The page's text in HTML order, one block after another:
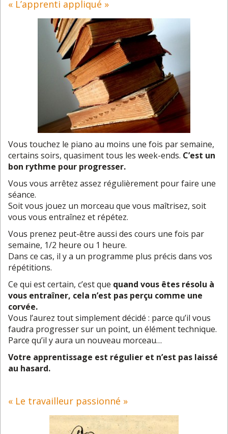
« L’apprenti appliqué »
Vous touchez le piano au moins une fois par semaine,
certains soirs, quasiment tous les week-ends. C’est un
bon rythme pour progresser.
Vous vous arrêtez assez régulièrement pour faire une
séance.
Soit vous jouez un morceau que vous maîtrisez, soit
vous vous entraînez et répétez.
Vous prenez peut-être aussi des cours une fois par
semaine, 1/2 heure ou 1 heure.
Dans ce cas, il y a un programme plus précis dans vos
répétitions.
Ce qui est certain, c’est que quand vous êtes résolu à
vous entraîner, cela n’est pas perçu comme une
corvée.
Vous l’aurez tout simplement décidé : parce qu’il vous
faudra progresser sur un point, un élément technique.
Parce qu’il y aura un nouveau morceau…
Votre apprentissage est régulier et n’est pas laissé
au hasard.
« Le travailleur passionné »